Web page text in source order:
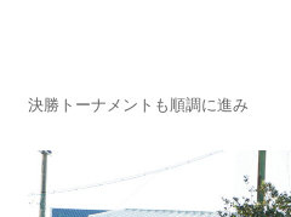
決勝トーナメントも順調に進み